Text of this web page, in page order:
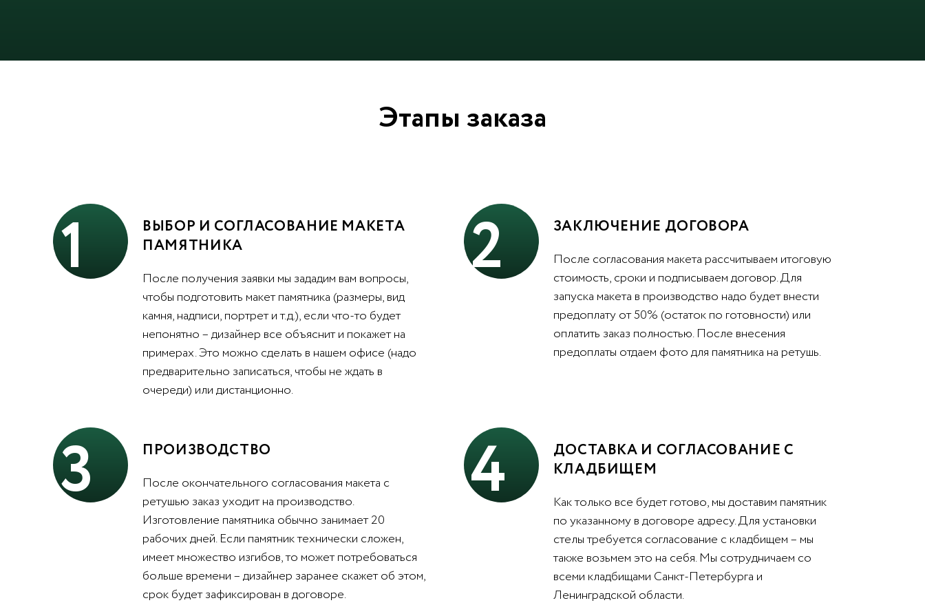
Этапы заказа
1
ВЫБОР И СОГЛАСОВАНИЕ МАКЕТА
ПАМЯТНИКА
После получения заявки мы зададим вам вопросы,
чтобы подготовить макет памятника (размеры, вид
камня, надписи, портрет и т.д.), если что-то будет
непонятно – дизайнер все объяснит и покажет на
примерах. Это можно сделать в нашем офисе (надо
предварительно записаться, чтобы не ждать в
очереди) или дистанционно.
2 ЗАКЛЮЧЕНИЕ ДОГОВОРА
После согласования макета рассчитываем итоговую
стоимость, сроки и подписываем договор. Для
запуска макета в производство надо будет внести
предоплату от 50% (остаток по готовности) или
оплатить заказ полностью. После внесения
предоплаты отдаем фото для памятника на ретушь.
3 ПРОИЗВОДСТВО
После окончательного согласования макета с
ретушью заказ уходит на производство.
Изготовление памятника обычно занимает 20
рабочих дней. Если памятник технически сложен,
имеет множество изгибов, то может потребоваться
больше времени – дизайнер заранее скажет об этом,
срок будет зафиксирован в договоре.
4
ДОСТАВКА И СОГЛАСОВАНИЕ С
КЛАДБИЩЕМ
Как только все будет готово, мы доставим памятник
по указанному в договоре адресу. Для установки
стелы требуется согласование с кладбищем – мы
также возьмем это на себя. Мы сотрудничаем со
всеми кладбищами Санкт-Петербурга и
Ленинградской области.